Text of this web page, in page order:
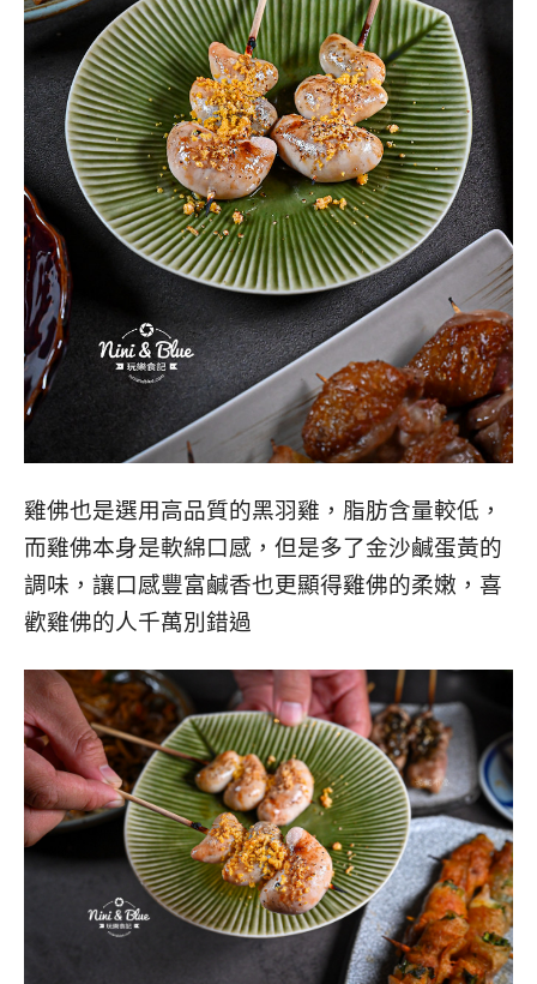
雞佛也是選用高品質的黑羽雞，脂肪含量較低，
而雞佛本身是軟綿口感，但是多了金沙鹹蛋黃的
調味，讓口感豐富鹹香也更顯得雞佛的柔嫩，喜
歡雞佛的人千萬別錯過